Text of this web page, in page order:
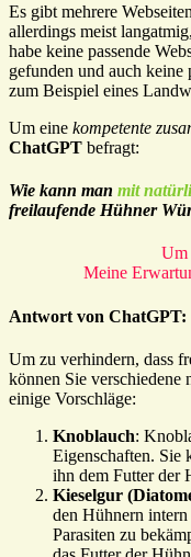
Es gibt mehrere
allerdings meist
habe keine passende
gefunden und auch keine
zum Beispiel eines
Um eine kompetente
ChatGPT befragt:
Wie kann man mit
freilaufende Hühner
Um
Meine
Antwort von ChatGPT:
Um zu verhindern, dass
können Sie verschiedene
einige Vorschläge:
Knoblauch:
Eigenschaften. Sie
ihn dem Futter der
Kieselgur
den Hühnern
Parasiten zu